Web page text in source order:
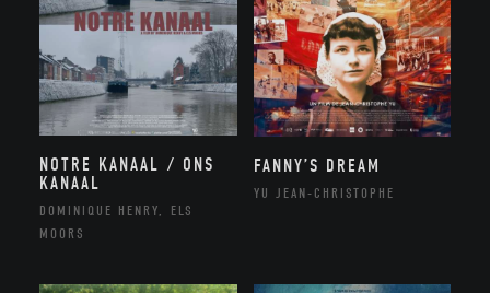
NOTRE KANAAL / ONS
KANAAL
DOMINIQUE HENRY, ELS
MOORS
FANNY’S DREAM
YU JEAN-CHRISTOPHE